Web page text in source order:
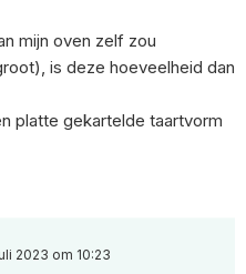
mijn oven zelf zou
is deze hoeveelheid dan
platte gekartelde taartvorm
2023 om 10:23